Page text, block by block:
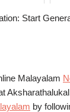
Start
Malayalam
by